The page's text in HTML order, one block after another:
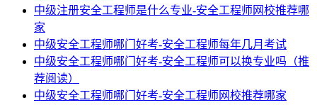
中级注册安全工程师是什么专业-安全工程师网校推荐哪
家
中级安全工程师哪门好考-安全工程师每年几月考试
中级安全工程师哪门好考-安全工程师可以换专业吗（推
荐阅读）
中级安全工程师哪门好考-安全工程师网校推荐哪家